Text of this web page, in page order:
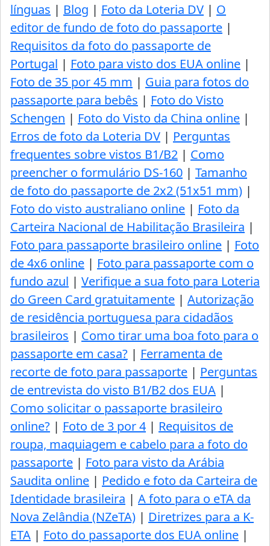
línguas | Blog | Foto da Loteria DV | O
editor de fundo de foto do passaporte |
Requisitos da foto do passaporte de
Portugal | Foto para visto dos EUA online |
Foto de 35 por 45 mm | Guia para fotos do
passaporte para bebês | Foto do Visto
Schengen | Foto do Visto da China online |
Erros de foto da Loteria DV | Perguntas
frequentes sobre vistos B1/B2 | Como
preencher o formulário DS-160 | Tamanho
de foto do passaporte de 2x2 (51x51 mm) |
Foto do visto australiano online | Foto da
Carteira Nacional de Habilitação Brasileira |
Foto para passaporte brasileiro online | Foto
de 4x6 online | Foto para passaporte com o
fundo azul | Verifique a sua foto para Loteria
do Green Card gratuitamente | Autorização
de residência portuguesa para cidadãos
brasileiros | Como tirar uma boa foto para o
passaporte em casa? | Ferramenta de
recorte de foto para passaporte | Perguntas
de entrevista do visto B1/B2 dos EUA |
Como solicitar o passaporte brasileiro
online? | Foto de 3 por 4 | Requisitos de
roupa, maquiagem e cabelo para a foto do
passaporte | Foto para visto da Arábia
Saudita online | Pedido e foto da Carteira de
Identidade brasileira | A foto para o eTA da
Nova Zelândia (NZeTA) | Diretrizes para a K-
ETA | Foto do passaporte dos EUA online |